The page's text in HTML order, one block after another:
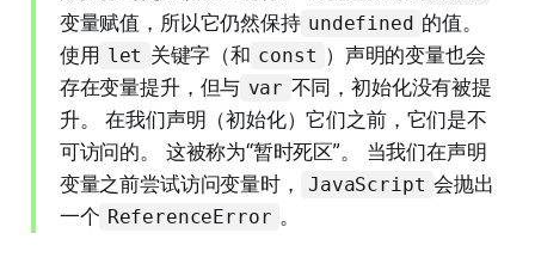
变量赋值，所以它仍然保持 undefined 的值。
使用 let 关键字（和 const ）声明的变量也会
存在变量提升，但与 var 不同，初始化没有被提
升。 在我们声明（初始化）它们之前，它们是不
可访问的。 这被称为“暂时死区”。 当我们在声明
变量之前尝试访问变量时，
JavaScript 会抛出
一个 ReferenceError 。